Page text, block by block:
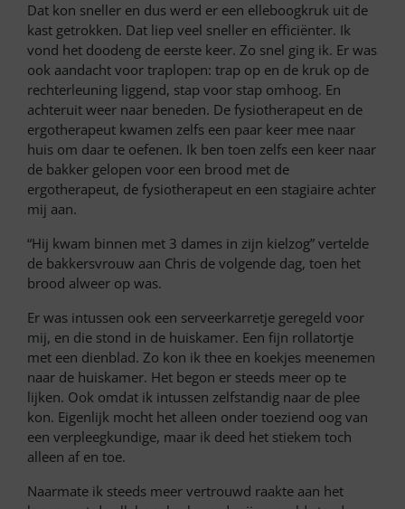
Dat kon sneller en dus werd er een elleboogkruk uit de
kast getrokken. Dat liep veel sneller en efficiënter. Ik
vond het doodeng de eerste keer. Zo snel ging ik. Er was
ook aandacht voor traplopen: trap op en de kruk op de
rechterleuning liggend, stap voor stap omhoog. En
achteruit weer naar beneden. De fysiotherapeut en de
ergotherapeut kwamen zelfs een paar keer mee naar
huis om daar te oefenen. Ik ben toen zelfs een keer naar
de bakker gelopen voor een brood met de
ergotherapeut, de fysiotherapeut en een stagiaire achter
mij aan.
“Hij kwam binnen met 3 dames in zijn kielzog” vertelde
de bakkersvrouw aan Chris de volgende dag, toen het
brood alweer op was.
Er was intussen ook een serveerkarretje geregeld voor
mij, en die stond in de huiskamer. Een fijn rollatortje
met een dienblad. Zo kon ik thee en koekjes meenemen
naar de huiskamer. Het begon er steeds meer op te
lijken. Ook omdat ik intussen zelfstandig naar de plee
kon. Eigenlijk mocht het alleen onder toeziend oog van
een verpleegkundige, maar ik deed het stiekem toch
alleen af en toe.
Naarmate ik steeds meer vertrouwd raakte aan het